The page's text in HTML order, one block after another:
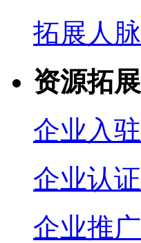
拓展人脉
资源拓展
企业入驻
企业认证
企业推广